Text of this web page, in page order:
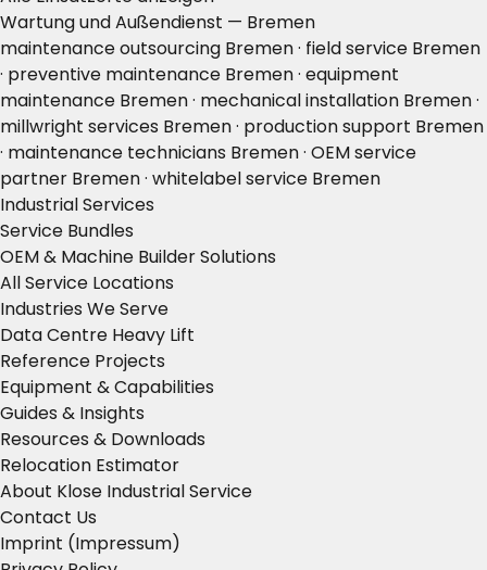
Wartung und Außendienst — Bremen
maintenance outsourcing Bremen · field service Bremen
· preventive maintenance Bremen · equipment
maintenance Bremen · mechanical installation Bremen ·
millwright services Bremen · production support Bremen
· maintenance technicians Bremen · OEM service
partner Bremen · whitelabel service Bremen
Industrial Services
Service Bundles
OEM & Machine Builder Solutions
All Service Locations
Industries We Serve
Data Centre Heavy Lift
Reference Projects
Equipment & Capabilities
Guides & Insights
Resources & Downloads
Relocation Estimator
About Klose Industrial Service
Contact Us
Imprint (Impressum)